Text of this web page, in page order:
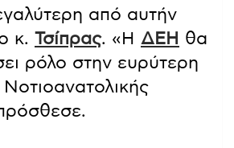
από αυτήν
κ. Τσίπρας. «Η ΔΕΗ θα
ρόλο στην ευρύτερη